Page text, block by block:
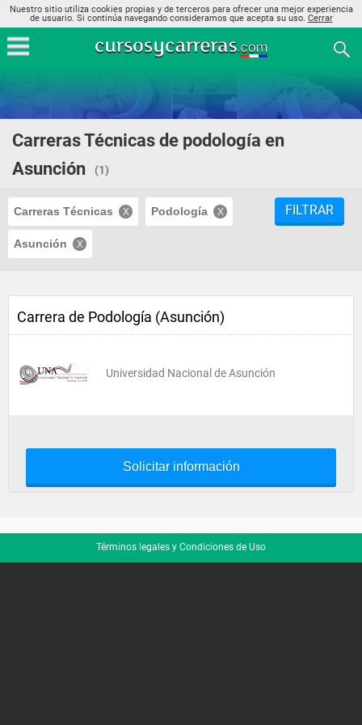
Nuestro sitio utiliza cookies propias y de terceros para ofrecer una mejor experiencia
de usuario. Si continúa navegando consideramos que acepta su uso. Cerrar
Carreras Técnicas de podología en
Asunción
(1)
Carreras Técnicas Podología
Asunción
FILTRAR
Carrera de Podología (Asunción)
Universidad Nacional de Asunción
Solicitar información
Términos legales y Condiciones de Uso